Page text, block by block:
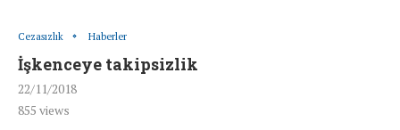
Cezasızlık Haberler
İşkenceye takipsizlik
22/11/2018
855 views